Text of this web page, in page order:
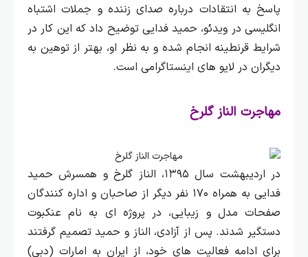
پاسخ به انتقادات درباره صدای زننده و جملات اشتباه
انگلیسی در ویدئو، حمید فدایی توضیح داد که این کار در
شرایط قرنطینه انجام شده و به نظر او، بهتر از توهین به
دیگران در لایو های اینستاگرامی است.
مهاجرت الناز گلرخ
در اردیبهشت سال ۱۳۹۵، الناز گلرخ و همسرش حمید
فدایی به همراه ۱۷۰ نفر دیگر از صاحبان و اداره کنندگان
صفحات مدل و زیبایی، در پروژه‌ ای به نام عنکبوت
دستگیر شدند. پس از آزادی، الناز و حمید تصمیم گرفتند
برای ادامه فعالیت‌ های خود، از ایران به امارات (دبی)